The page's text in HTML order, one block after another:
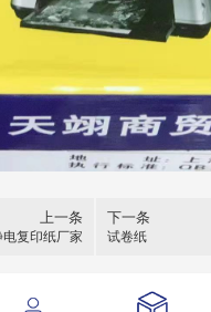
上一条
电复印纸厂家
下一条
试卷纸